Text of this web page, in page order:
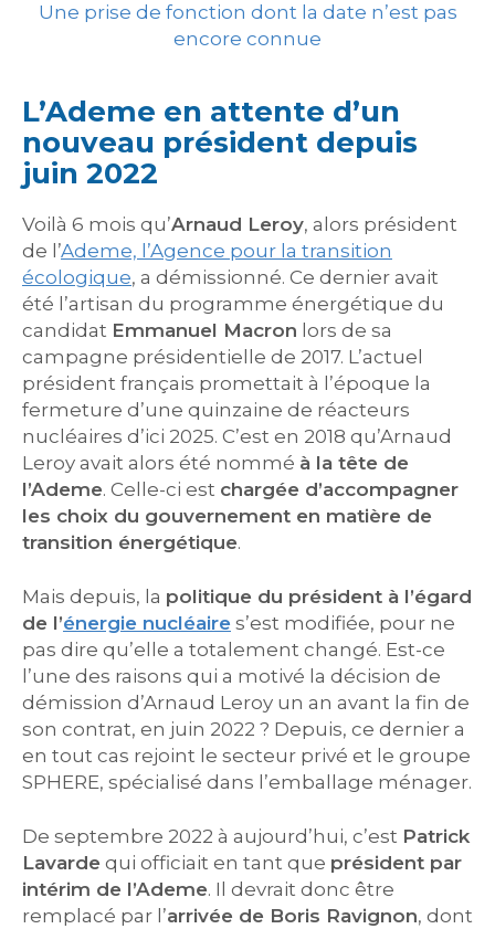
Une prise de fonction dont la date n’est pas
encore connue
L’Ademe en attente d’un
nouveau président depuis
juin 2022
Voilà 6 mois qu’Arnaud Leroy, alors président
de l’Ademe, l’Agence pour la transition
écologique, a démissionné. Ce dernier avait
été l’artisan du programme énergétique du
candidat Emmanuel Macron lors de sa
campagne présidentielle de 2017. L’actuel
président français promettait à l’époque la
fermeture d’une quinzaine de réacteurs
nucléaires d’ici 2025. C’est en 2018 qu’Arnaud
Leroy avait alors été nommé à la tête de
l’Ademe. Celle-ci est chargée d’accompagner
les choix du gouvernement en matière de
transition énergétique.
Mais depuis, la politique du président à l’égard
de l’énergie nucléaire s’est modifiée, pour ne
pas dire qu’elle a totalement changé. Est-ce
l’une des raisons qui a motivé la décision de
démission d’Arnaud Leroy un an avant la fin de
son contrat, en juin 2022 ? Depuis, ce dernier a
en tout cas rejoint le secteur privé et le groupe
SPHERE, spécialisé dans l’emballage ménager.
De septembre 2022 à aujourd’hui, c’est Patrick
Lavarde qui officiait en tant que président par
intérim de l’Ademe. Il devrait donc être
remplacé par l’arrivée de Boris Ravignon, dont